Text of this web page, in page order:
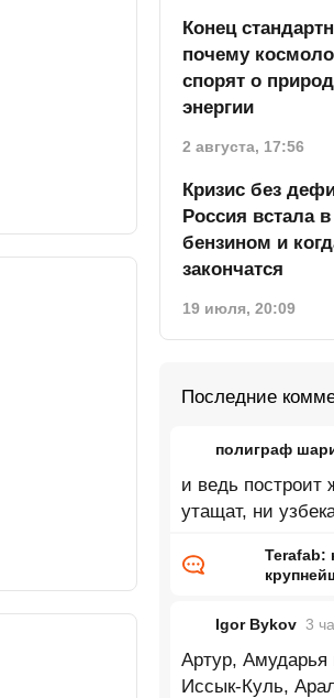
Конец
почему
спорят о
энергии
2 августа, 17:56
Кризис без
Россия встала
бензином и
закончатся
19 июля, 20:09
Последние
полиграф
и ведь построит
утащат, ни
Terafab:
Igor Bykov 3
Артур, Амударья
Иссык-Куль,